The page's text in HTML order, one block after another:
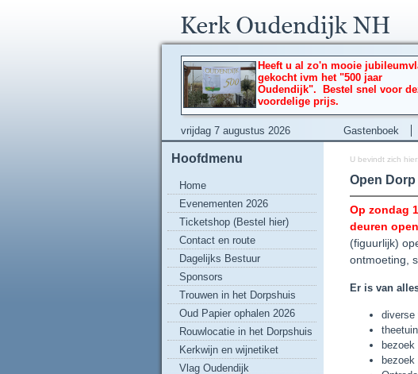
vrijdag 7 augustus 2026 Gastenboek
Heeft u al zo'n mooie
gekocht ivm het "500 jaar
Oudendijk". Bestel snel voor
voordelige prijs.
Hoofdmenu
Home
Evenementen 2026
Ticketshop (Bestel hier)
Contact en route
Dagelijks Bestuur
Sponsors
Trouwen in het Dorpshuis
Oud Papier ophalen 2026
Rouwlocatie in het Dorpshuis
Kerkwijn en wijnetiket
Vlag Oudendijk
U bevindt zich hier:
Open
Op zondag
deuren
(figuurlijk)
ontmoeting,
Er is van
diverse